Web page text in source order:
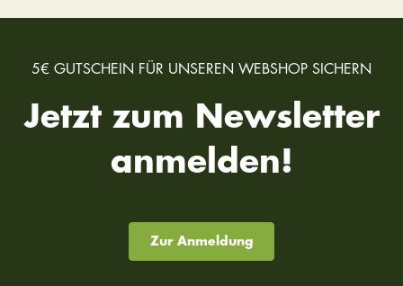
5€ GUTSCHEIN FÜR UNSEREN WEBSHOP SICHERN
Jetzt zum Newsletter
anmelden!
Zur Anmeldung